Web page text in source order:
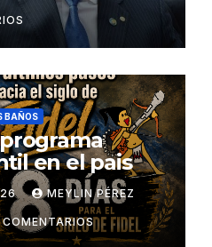
BAÑOS
en el pais
MEYLIN PÉREZ